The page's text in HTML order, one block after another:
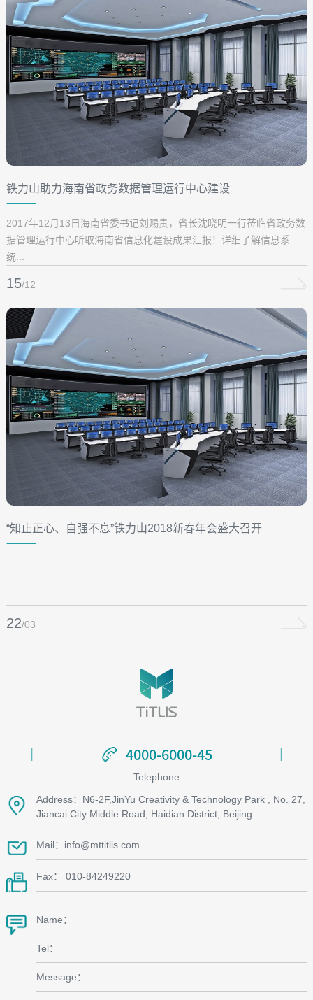
铁力山助力海南省政务数据管理运行中心建设
2017年12月13日海南省委书记刘赐贵，省长沈晓明一行莅临省政务数
据管理运行中心听取海南省信息化建设成果汇报！详细了解信息系
统...
15/12
“知止正心、自强不息”铁力山2018新春年会盛大召开
22/03
4000-6000-45
4000-6000-45
Telephone
Address：N6-2F,JinYu Creativity & Technology Park , No. 27,
Jiancai City Middle Road, Haidian District, Beijing
Mail：info@mttitlis.com
Fax： 010-84249220
Name：
Tel：
Message：